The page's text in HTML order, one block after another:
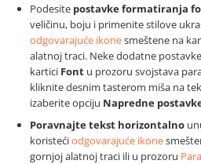
Podesite postavke formatiranja
veličinu, boju i primenite stilove
odgovarajuće ikonesmeštene na
alatnoj traci. Neke dodatne
kartici Font u prozoru svojstava
kliknite desnim tasterom miša na
izaberite opciju Napredne
Poravnajte tekst horizontalno
koristećiodgovarajuće ikone
gornjoj alatnoj traci ili u prozoru